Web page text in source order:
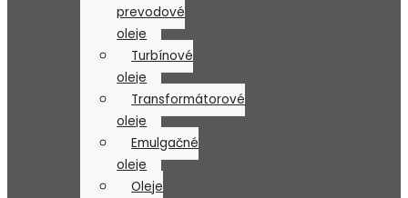
prevodové
oleje
Turbínové
oleje
Transformátorové
oleje
Emulgačné
oleje
Oleje